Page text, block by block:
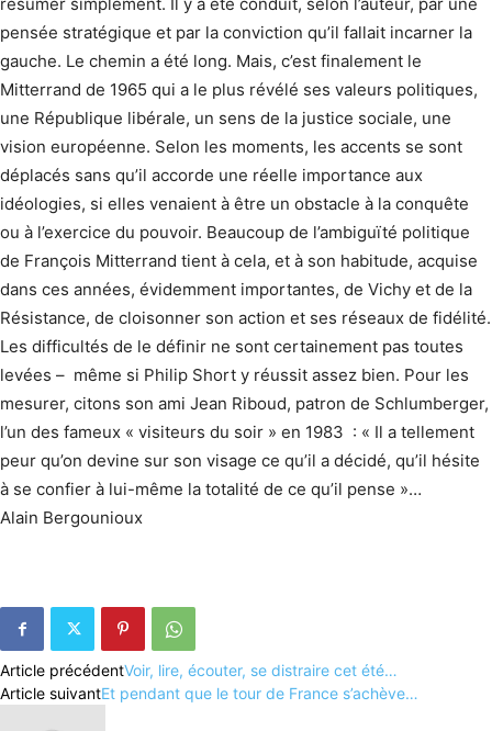
pensée stratégique et par la conviction qu’il fallait incarner la
gauche. Le chemin a été long. Mais, c’est finalement le
Mitterrand de 1965 qui a le plus révélé ses valeurs politiques,
une République libérale, un sens de la justice sociale, une
vision européenne. Selon les moments, les accents se sont
déplacés sans qu’il accorde une réelle importance aux
idéologies, si elles venaient à être un obstacle à la conquête
ou à l’exercice du pouvoir. Beaucoup de l’ambiguïté politique
de François Mitterrand tient à cela, et à son habitude, acquise
dans ces années, évidemment importantes, de Vichy et de la
Résistance, de cloisonner son action et ses réseaux de fidélité.
Les difficultés de le définir ne sont certainement pas toutes
levées – même si Philip Short y réussit assez bien. Pour les
mesurer, citons son ami Jean Riboud, patron de Schlumberger,
l’un des fameux « visiteurs du soir » en 1983 : « Il a tellement
peur qu’on devine sur son visage ce qu’il a décidé, qu’il hésite
à se confier à lui-même la totalité de ce qu’il pense »…
Alain Bergounioux
Article précédentVoir, lire, écouter, se distraire cet été…
Article suivantEt pendant que le tour de France s’achève…